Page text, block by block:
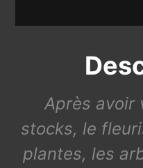
Après avoir
stocks, le
plantes, les